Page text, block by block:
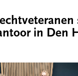
in Den